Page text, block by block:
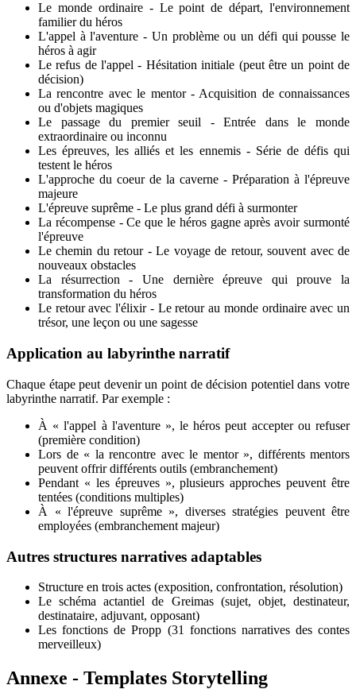
Le monde ordinaire - Le point de départ, l'environnement
familier du héros
L'appel à l'aventure - Un problème ou un défi qui pousse le
héros à agir
Le refus de l'appel - Hésitation initiale (peut être un point de
décision)
La rencontre avec le mentor - Acquisition de connaissances
ou d'objets magiques
Le passage du premier seuil - Entrée dans le monde
extraordinaire ou inconnu
Les épreuves, les alliés et les ennemis - Série de défis qui
testent le héros
L'approche du coeur de la caverne - Préparation à l'épreuve
majeure
L'épreuve suprême - Le plus grand défi à surmonter
La récompense - Ce que le héros gagne après avoir surmonté
l'épreuve
Le chemin du retour - Le voyage de retour, souvent avec de
nouveaux obstacles
La résurrection - Une dernière épreuve qui prouve la
transformation du héros
Le retour avec l'élixir - Le retour au monde ordinaire avec un
trésor, une leçon ou une sagesse
Application au labyrinthe narratif
Chaque étape peut devenir un point de décision potentiel dans votre
labyrinthe narratif. Par exemple :
À « l'appel à l'aventure », le héros peut accepter ou refuser
(première condition)
Lors de « la rencontre avec le mentor », différents mentors
peuvent offrir différents outils (embranchement)
Pendant « les épreuves », plusieurs approches peuvent être
tentées (conditions multiples)
À « l'épreuve suprême », diverses stratégies peuvent être
employées (embranchement majeur)
Autres structures narratives adaptables
Structure en trois actes (exposition, confrontation, résolution)
Le schéma actantiel de Greimas (sujet, objet, destinateur,
destinataire, adjuvant, opposant)
Les fonctions de Propp (31 fonctions narratives des contes
merveilleux)
Annexe - Templates Storytelling